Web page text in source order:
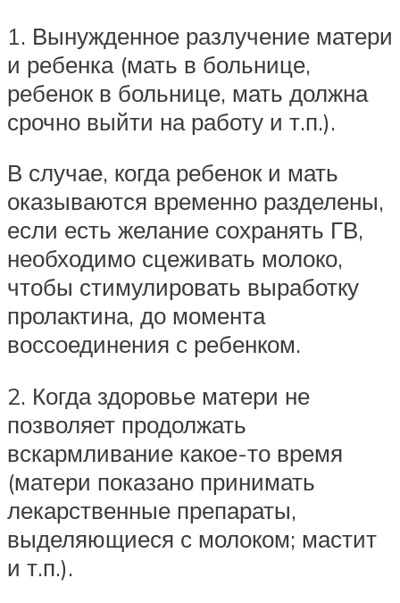
1. Вынужденное разлучение матери
и ребенка (мать в больнице,
ребенок в больнице, мать должна
срочно выйти на работу и т.п.).
В случае, когда ребенок и мать
оказываются временно разделены,
если есть желание сохранять ГВ,
необходимо сцеживать молоко,
чтобы стимулировать выработку
пролактина, до момента
воссоединения с ребенком.
2. Когда здоровье матери не
позволяет продолжать
вскармливание какое-то время
(матери показано принимать
лекарственные препараты,
выделяющиеся с молоком; мастит
и т.п.).